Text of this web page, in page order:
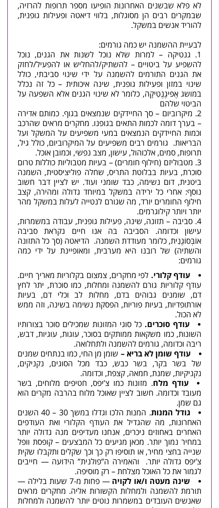
לא פלא שבשנים האחרונות הופיעו מספר תרופות להרזיה,
שבמקרים רבים הן מסוגלות, בלווי דיאטה ופעילות גופנית,
להוריד אנשים במשקל.
לבעיית ההשמנה יש כמה גורמים:
גנטיקה – למרות שלא נוכל לשנות את הגנים, נוכל
להשפיע על ביטויים – להשתיק/להחליש או להפעיל/לחזק
את הגנים התורמים להשמנה על ידי שינוי סביבתי, כולל
שינוי במזון ופעילות גופנית, שינה איכותית – כל זה נכלל
במושג אֶפּיגֶנֶטִיקָה, כלומר לא שינוי הגנים אלא השפעה על
הביטוי שלהם
מיקרוביום – סך החיידקים שנמצאים בגוף. כמותם אדירה
– בערך דומה לכמות התאים בגופנו. מחקרים מראים שהרכב
וכמות החיידקים הנמצאים במעי משפיעים על המשקל ועל
הבריאות. גורמים רבים משפיעים על המיקרוביום, כולל גיל,
תרופות, סמים, אלכוהול, עישון, מצב נפשי, וכמובן אוכל.
מטבוליזם (חילוף חומרים) – בעיות מטבוליות כוללות טרום
סוכרת, בעיות בבלוטת התריס, שחלה פוליציסטית, השמנה
ביטנית, דום נשימה, כבד שומני ועוד. יש לציין דבר חשוב
נוסף: אחרי כל ירידה במשקל במיוחד גדולה ומהירה, קצב
חילוף החומרים יורד, מה שגורם לנטייה לעלות במשקל מהר
יותר ויותר קילוגרמים.
סביבה – תזונה, שינה, פעילות גופנית, עבודה במשמרות,
עישון וכדומה. הסביבה בה אנו חיים נקראת סביבה
אוֹבְּסוֹגֶנִית, כלומר מעודדת השמנה. הדיאטה (סך כל התזונה
והשתיה) של רובנו היא מערבית, ומאופיינת על ידי כמה
גורמים:
עודף קלורי. לפי מחקרים, צמצום בקלוריות מאריך חיים.
עודף קלוריות גורם להשמנה ומחלות, כמו סוכרת, יתר לחץ
דם, שומנים גבוהים בדם, מחלות לב וכלי דם, בעיות
אורתופדיות, בעיות פוריות, הפסקת נשימה בשינה, וזה ממש
לא הכול.
עודף סוכרים. כל סוגי המזונות שמכילים סוכר בצורותיו
השונות, כמו משקאות ממותקים בסוכר, עוגות, עוגיות, דבש,
ריבה וכדומה, גורמים להשמנה ולתחלואה.
עודף שומן לא בריא – שומן מן החי, כמו בנתחים שמנים
של בשר בקר, בשר כבש, כבד מכל הסוגים, נקניקים,
נקניקיות, שמנת, חמאה, קצפת, וכדומה.
עודף מלח. מזונות כמו צ’יפס, חטיפים מלוחים, בשר
מעובד וכדומה. חשוב לציין שאוכל מלוח בהרבה מקרים הוא
גם שמן.
גודל המנות
. המנות הלכו וגדלו במשך 30 – 40 השנים
האחרונות, מה שהגדיל את העודף הקלורי ואת העודפים
האחרים באחוזים ניכרים, אנחנו מעדיפים מנה גדולה יותר
במחיר נמוך יותר. מכאן מגיעים כל המבצעים – קופסת וופל
שנייה בחצי מחיר, או תוסיפו רק כך וכך שקלים ותקבלו שקית
צ’יפס גדולה יותר. והאמירה ה”פולנית” הידועה — חייבים
לגמור את כל האוכל מצלחת – רק מוסיפה.
שינה מעטה ו/או לקויה
— פחות מ-7 שעות בלילה —
תורמת להשמנה ולמחלות הקשורות אליה. מחקרים מראים
שאנשים העובדים במשמרות נוטים יותר להשמנה ולמחלות